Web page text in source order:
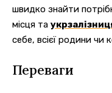
швидко знайти
місця та
себе, всієї родини чи
Переваги